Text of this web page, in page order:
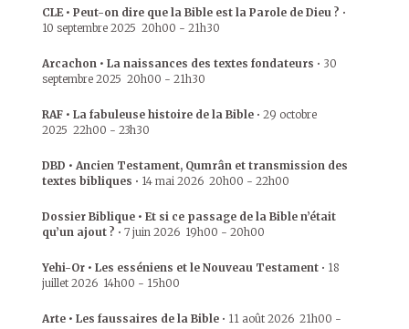
CLE • Peut-on dire que la Bible est la Parole de Dieu ? •
10 septembre 2025 20h00 - 21h30
Arcachon • La naissances des textes fondateurs • 30
septembre 2025 20h00 - 21h30
RAF • La fabuleuse histoire de la Bible • 29 octobre
2025 22h00 - 23h30
DBD • Ancien Testament, Qumrân et transmission des
textes bibliques • 14 mai 2026 20h00 - 22h00
Dossier Biblique • Et si ce passage de la Bible n’était
qu’un ajout ? • 7 juin 2026 19h00 - 20h00
Yehi-Or • Les esséniens et le Nouveau Testament • 18
juillet 2026 14h00 - 15h00
Arte • Les faussaires de la Bible • 11 août 2026 21h00 -